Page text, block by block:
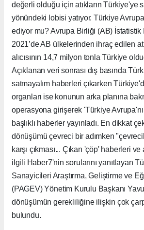
değerli olduğu için atıkların Türkiye'ye
yönündeki lobisi yatıyor. Türkiye
ediyor mu? Avrupa Birliği (AB) İstatistik
2021’de AB ülkelerinden ihraç edilen
alıcısının 14,7 milyon tonla Türkiye
Açıklanan veri sonrası dış basında
satmayalım haberleri çıkarken
organları ise konunun arka planına
operasyona girişerek 'Türkiye
başlıklı haberler yayınladı. En dikkat
dönüşümü çevreci bir adımken
karşı çıkması... Çıkan 'çöp' haberleri
ilgili Haber7'nin sorularını yanıtlayan
Sanayicileri Araştırma, Geliştirme ve
(PAGEV) Yönetim Kurulu Başkanı
dönüşümün gerekliliğine ilişkin çok
bulundu.